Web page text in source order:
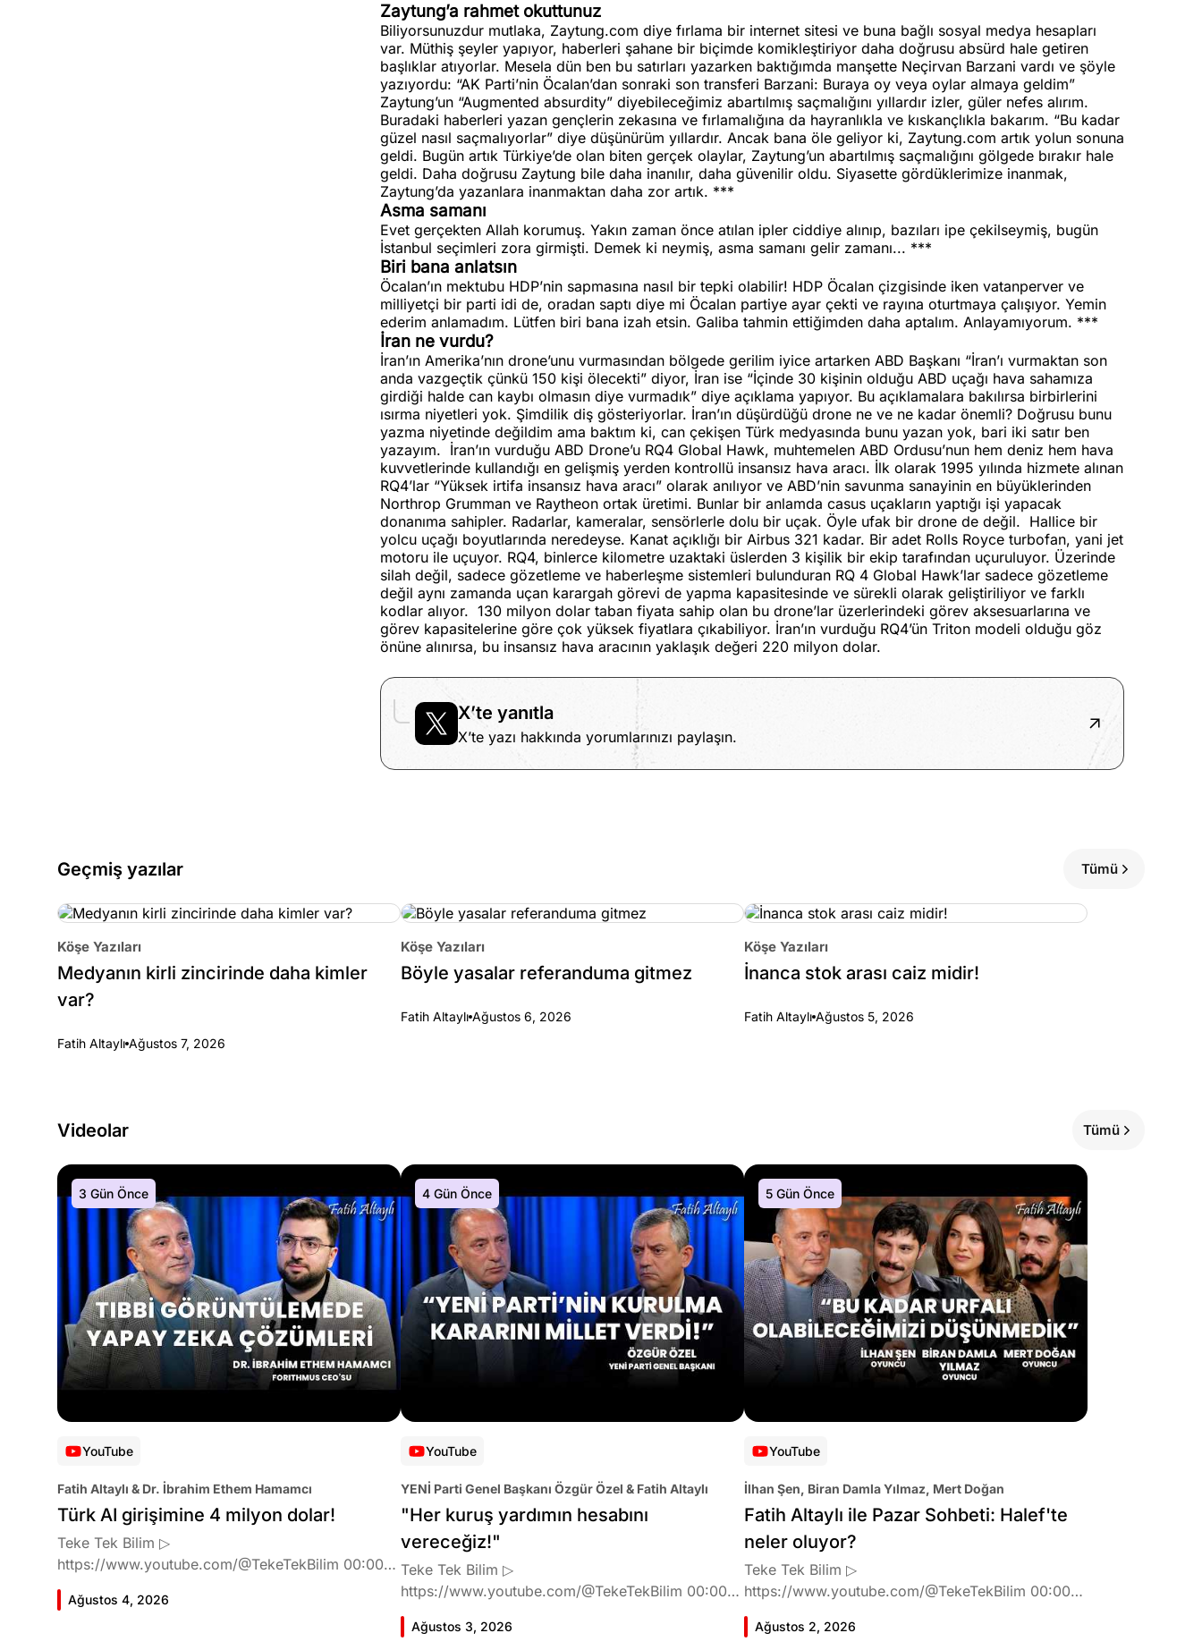
Zaytung’a rahmet okuttunuz
Biliyorsunuzdur mutlaka, Zaytung.com diye fırlama bir internet sitesi ve buna bağlı sosyal medya hesapları
var. Müthiş şeyler yapıyor, haberleri şahane bir biçimde komikleştiriyor daha doğrusu absürd hale getiren
başlıklar atıyorlar. Mesela dün ben bu satırları yazarken baktığımda manşette Neçirvan Barzani vardı ve şöyle
yazıyordu: “AK Parti’nin Öcalan’dan sonraki son transferi Barzani: Buraya oy veya oylar almaya geldim”
Zaytung’un “Augmented absurdity” diyebileceğimiz abartılmış saçmalığını yıllardır izler, güler nefes alırım.
Buradaki haberleri yazan gençlerin zekasına ve fırlamalığına da hayranlıkla ve kıskançlıkla bakarım. “Bu kadar
güzel nasıl saçmalıyorlar” diye düşünürüm yıllardır. Ancak bana öle geliyor ki, Zaytung.com artık yolun sonuna
geldi. Bugün artık Türkiye’de olan biten gerçek olaylar, Zaytung’un abartılmış saçmalığını gölgede bırakır hale
geldi. Daha doğrusu Zaytung bile daha inanılır, daha güvenilir oldu. Siyasette gördüklerimize inanmak,
Zaytung’da yazanlara inanmaktan daha zor artık. ***
Asma samanı
Evet gerçekten Allah korumuş. Yakın zaman önce atılan ipler ciddiye alınıp, bazıları ipe çekilseymiş, bugün
İstanbul seçimleri zora girmişti. Demek ki neymiş, asma samanı gelir zamanı... ***
Biri bana anlatsın
Öcalan’ın mektubu HDP’nin sapmasına nasıl bir tepki olabilir! HDP Öcalan çizgisinde iken vatanperver ve
milliyetçi bir parti idi de, oradan saptı diye mi Öcalan partiye ayar çekti ve rayına oturtmaya çalışıyor. Yemin
ederim anlamadım. Lütfen biri bana izah etsin. Galiba tahmin ettiğimden daha aptalım. Anlayamıyorum. ***
İran ne vurdu?
İran’ın Amerika’nın drone’unu vurmasından bölgede gerilim iyice artarken ABD Başkanı “İran’ı vurmaktan son
anda vazgeçtik çünkü 150 kişi ölecekti” diyor, İran ise “İçinde 30 kişinin olduğu ABD uçağı hava sahamıza
girdiği halde can kaybı olmasın diye vurmadık” diye açıklama yapıyor. Bu açıklamalara bakılırsa birbirlerini
ısırma niyetleri yok. Şimdilik diş gösteriyorlar. İran’ın düşürdüğü drone ne ve ne kadar önemli? Doğrusu bunu
yazma niyetinde değildim ama baktım ki, can çekişen Türk medyasında bunu yazan yok, bari iki satır ben
yazayım. İran’ın vurduğu ABD Drone’u RQ4 Global Hawk, muhtemelen ABD Ordusu’nun hem deniz hem hava
kuvvetlerinde kullandığı en gelişmiş yerden kontrollü insansız hava aracı. İlk olarak 1995 yılında hizmete alınan
RQ4’lar “Yüksek irtifa insansız hava aracı” olarak anılıyor ve ABD’nin savunma sanayinin en büyüklerinden
Northrop Grumman ve Raytheon ortak üretimi. Bunlar bir anlamda casus uçakların yaptığı işi yapacak
donanıma sahipler. Radarlar, kameralar, sensörlerle dolu bir uçak. Öyle ufak bir drone de değil. Hallice bir
yolcu uçağı boyutlarında neredeyse. Kanat açıklığı bir Airbus 321 kadar. Bir adet Rolls Royce turbofan, yani jet
motoru ile uçuyor. RQ4, binlerce kilometre uzaktaki üslerden 3 kişilik bir ekip tarafından uçuruluyor. Üzerinde
silah değil, sadece gözetleme ve haberleşme sistemleri bulunduran RQ 4 Global Hawk’lar sadece gözetleme
değil aynı zamanda uçan karargah görevi de yapma kapasitesinde ve sürekli olarak geliştiriliyor ve farklı
kodlar alıyor. 130 milyon dolar taban fiyata sahip olan bu drone’lar üzerlerindeki görev aksesuarlarına ve
görev kapasitelerine göre çok yüksek fiyatlara çıkabiliyor. İran’ın vurduğu RQ4’ün Triton modeli olduğu göz
önüne alınırsa, bu insansız hava aracının yaklaşık değeri 220 milyon dolar.
X’te yanıtla
X’te yazı hakkında yorumlarınızı paylaşın.
Geçmiş yazılar Tümü
Köşe Yazıları
Medyanın kirli zincirinde daha kimler
var?
Fatih Altaylı Ağustos 7, 2026
Köşe Yazıları
Böyle yasalar referanduma gitmez
Fatih Altaylı Ağustos 6, 2026
Köşe Yazıları
İnanca stok arası caiz midir!
Fatih Altaylı Ağustos 5, 2026
Videolar Tümü
3 Gün Önce
YouTube
Fatih Altaylı & Dr. İbrahim Ethem Hamamcı
Türk AI girişimine 4 milyon dolar!
Teke Tek Bilim ▷
https://www.youtube.com/@TekeTekBilim 00:00
Giriş 01:51 İbrahim Ethem Hamamcı kimdir ve
akademik çalışmaları neler? 10:54 Kendi şirketlerini
Ağustos 4, 2026
4 Gün Önce
YouTube
YENİ Parti Genel Başkanı Özgür Özel & Fatih Altaylı
"Her kuruş yardımın hesabını
vereceğiz!"
Teke Tek Bilim ▷
https://www.youtube.com/@TekeTekBilim 00:00
Giriş 01:58 Butlan kararı 05:58 Butlan kararı kimin
meselesi? 11:32 Kılıçdaroğlu bu günlerin sinyalini
Ağustos 3, 2026
5 Gün Önce
YouTube
İlhan Şen, Biran Damla Yılmaz, Mert Doğan
Fatih Altaylı ile Pazar Sohbeti: Halef'te
neler oluyor?
Teke Tek Bilim ▷
https://www.youtube.com/@TekeTekBilim 00:00
Giriş 02:46 Biran Damla Yılmaz dizi teklifi
geldiğinde neler hissetti? 05:41 Oynadığı role nasıl
Ağustos 2, 2026